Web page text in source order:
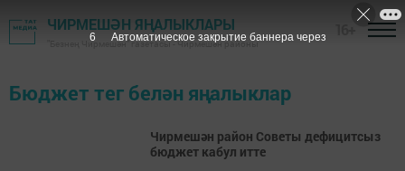
ЧИРМЕШӘН ЯҢАЛЫКЛАРЫ
"Безнең Чирмешән" газетасы - Чирмешән районы
Бюджет тег белән яңалыклар
Чирмешән район Советы дефицитсыз
бюджет кабул итте
5 Автоматическое закрытие баннера через